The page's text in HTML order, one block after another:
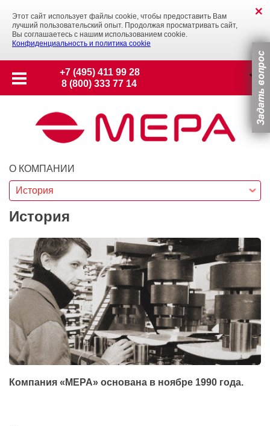
Этот сайт использует файлы cookie, чтобы предоставить Вам
лучший пользовательский опыт. Продолжая просматривать сайт,
Вы соглашаетесь с нашим использованием cookie.
Конфиденциальность и политика cookie
+7 (495) 411 99 28
8 (800) 333 77 14
О КОМПАНИИ
История
История
Компания «МЕРА» основана в ноябре 1990 года.